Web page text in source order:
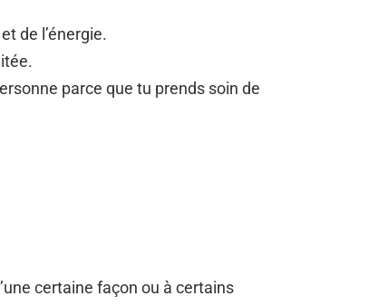
de l’énergie.
parce que tu prends soin de
certaine façon ou à certains